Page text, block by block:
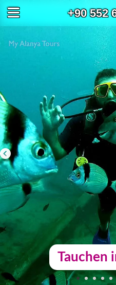
+90 552
Tauchen